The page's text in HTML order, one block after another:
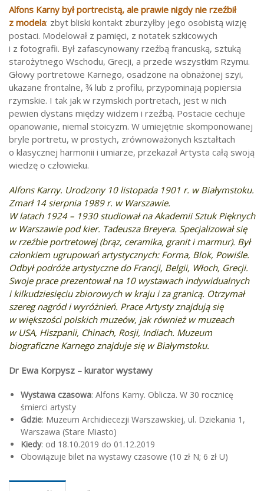
Alfons Karny był portrecistą, ale prawie nigdy nie rzeźbił
z modela: zbyt bliski kontakt zburzyłby jego osobistą wizję
postaci. Modelował z pamięci, z notatek szkicowych
i z fotografii. Był zafascynowany rzeźbą francuską, sztuką
starożytnego Wschodu, Grecji, a przede wszystkim Rzymu.
Głowy portretowe Karnego, osadzone na obnażonej szyi,
ukazane frontalne, ¾ lub z profilu, przypominają popiersia
rzymskie. I tak jak w rzymskich portretach, jest w nich
pewien dystans między widzem i rzeźbą. Postacie cechuje
opanowanie, niemal stoicyzm. W umiejętnie skomponowanej
bryle portretu, w prostych, zrównoważonych kształtach
o klasycznej harmonii i umiarze, przekazał Artysta całą swoją
wiedzę o człowieku.
Alfons Karny. Urodzony 10 listopada 1901 r. w Białymstoku.
Zmarł 14 sierpnia 1989 r. w Warszawie.
W latach 1924 – 1930 studiował na Akademii Sztuk Pięknych
w Warszawie pod kier. Tadeusza Breyera. Specjalizował się
w rzeźbie portretowej (brąz, ceramika, granit i marmur). Był
członkiem ugrupowań artystycznych: Forma, Blok, Powiśle.
Odbył podróże artystyczne do Francji, Belgii, Włoch, Grecji.
Swoje prace prezentował na 10 wystawach indywidualnych
i kilkudziesięciu zbiorowych w kraju i za granicą. Otrzymał
szereg nagród i wyróżnień. Prace Artysty znajdują się
w większości polskich muzeów, jak również w muzeach
w USA, Hiszpanii, Chinach, Rosji, Indiach. Muzeum
biograficzne Karnego znajduje się w Białymstoku.
Dr Ewa Korpysz – kurator wystawy
Wystawa czasowa: Alfons Karny. Oblicza. W 30 rocznicę
śmierci artysty
Gdzie: Muzeum Archidiecezji Warszawskiej, ul. Dziekania 1,
Warszawa (Stare Miasto)
Kiedy: od 18.10.2019 do 01.12.2019
Obowiązuje bilet na wystawy czasowe (10 zł N; 6 zł U)